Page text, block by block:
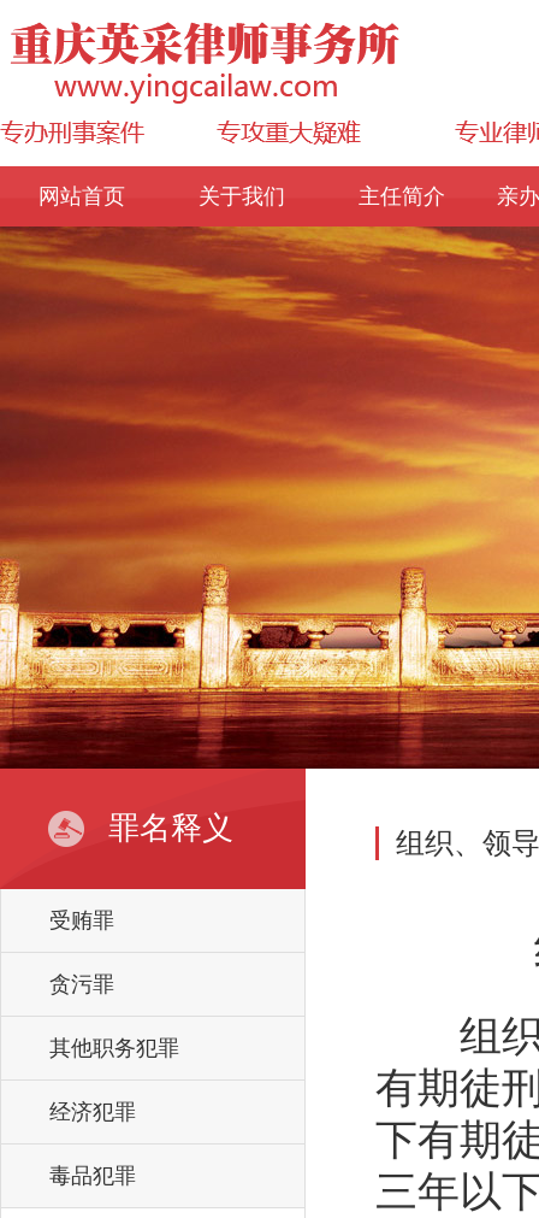
网站首页 关于我们 主任简介 亲
罪名释义
受贿罪
贪污罪
其他职务犯罪
经济犯罪
毒品犯罪
组织、领
组织
有期徒
下有期
三年以